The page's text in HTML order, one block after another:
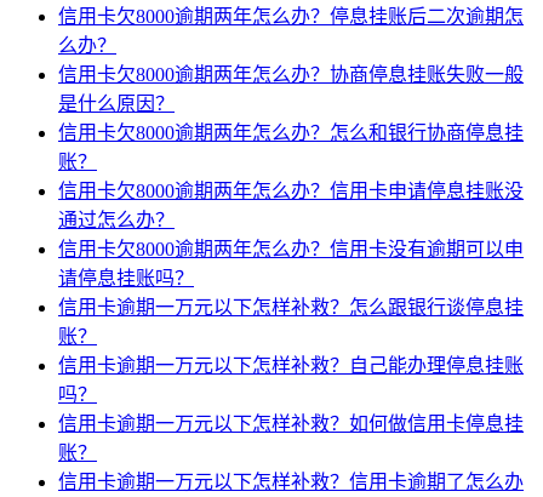
信用卡欠8000逾期两年怎么办？停息挂账后二次逾期怎
么办？
信用卡欠8000逾期两年怎么办？协商停息挂账失败一般
是什么原因？
信用卡欠8000逾期两年怎么办？怎么和银行协商停息挂
账？
信用卡欠8000逾期两年怎么办？信用卡申请停息挂账没
通过怎么办？
信用卡欠8000逾期两年怎么办？信用卡没有逾期可以申
请停息挂账吗？
信用卡逾期一万元以下怎样补救？怎么跟银行谈停息挂
账？
信用卡逾期一万元以下怎样补救？自己能办理停息挂账
吗？
信用卡逾期一万元以下怎样补救？如何做信用卡停息挂
账？
信用卡逾期一万元以下怎样补救？信用卡逾期了怎么办